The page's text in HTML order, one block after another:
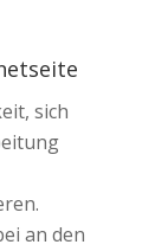
sich
an den